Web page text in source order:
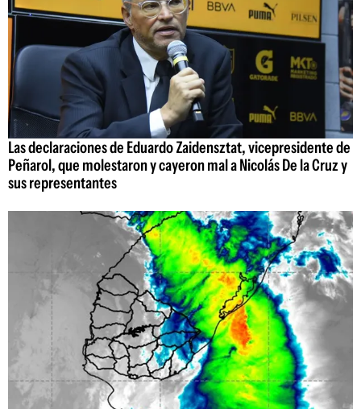
Las declaraciones de Eduardo Zaidensztat, vicepresidente de
Peñarol, que molestaron y cayeron mal a Nicolás De la Cruz y
sus representantes